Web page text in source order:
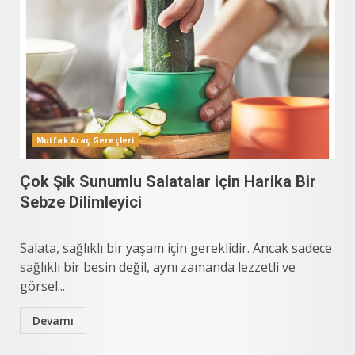
Mutfak Araç Gereçleri
Çok Şık Sunumlu Salatalar için Harika Bir
Sebze Dilimleyici
Salata, sağlıklı bir yaşam için gereklidir. Ancak sadece
sağlıklı bir besin değil, aynı zamanda lezzetli ve
görsel...
Devamı